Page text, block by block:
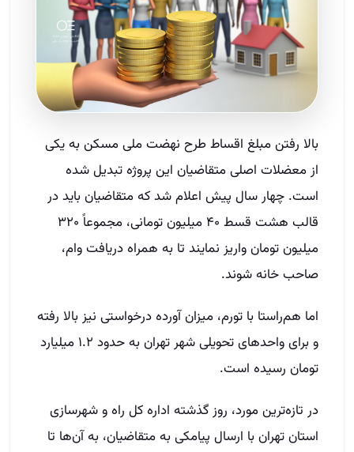
بالا رفتن مبلغ اقساط طرح نهضت ملی مسکن به یکی
از معضلات اصلی متقاضیان این پروژه تبدیل شده
است. چهار سال پیش اعلام شد که متقاضیان باید در
قالب هشت قسط ۴۰ میلیون تومانی، مجموعاً ۳۲۰
میلیون تومان واریز نمایند تا به همراه دریافت وام،
صاحب خانه شوند.
اما هم‌راستا با تورم، میزان آورده درخواستی نیز بالا رفته
و برای واحدهای تحویلی شهر تهران به حدود ۱.۲ میلیارد
تومان رسیده است.
در تازه‌ترین مورد، روز گذشته اداره کل راه و شهرسازی
استان تهران با ارسال پیامکی به متقاضیان، به آن‌ها تا